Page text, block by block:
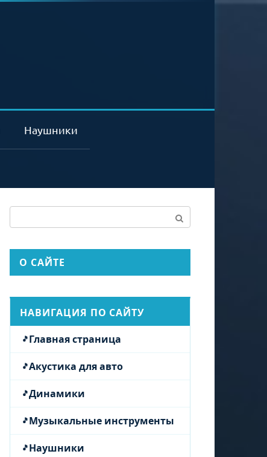
Наушники
О САЙТЕ
НАВИГАЦИЯ ПО САЙТУ
Главная страница
Акустика для авто
Динамики
Музыкальные инструменты
Наушники